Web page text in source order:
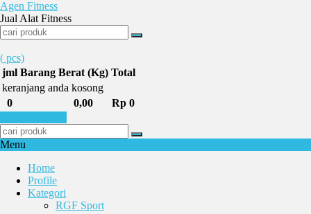
Agen Fitness
Jual Alat Fitness
( pcs)
jml Barang Berat (Kg) Total
keranjang anda kosong
0
0,00
Rp 0
Menu
Home
Profile
Kategori
RGF Sport